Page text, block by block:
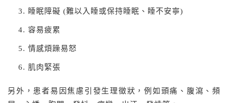
睡眠障礙 (難以入睡或保持睡眠、睡不安寧)
容易疲累
情感煩躁易怒
肌肉緊張
另外，患者易因焦慮引發生理徵狀，例如頭痛、腹瀉、頻